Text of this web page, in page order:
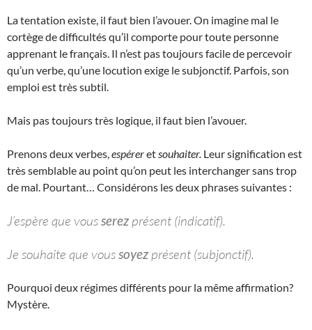
La tentation existe, il faut bien l’avouer. On imagine mal le
cortège de difficultés qu’il comporte pour toute personne
apprenant le français. Il n’est pas toujours facile de percevoir
qu’un verbe, qu’une locution exige le subjonctif. Parfois, son
emploi est très subtil.
Mais pas toujours très logique, il faut bien l’avouer.
Prenons deux verbes,espéreretsouhaiter. Leur signification est
très semblable au point qu’on peut les interchanger sans trop
de mal. Pourtant… Considérons les deux phrases suivantes :
J’espère que vousserez présent (indicatif).
Je souhaite que voussoyez présent (subjonctif).
Pourquoi deux régimes différents pour la même affirmation?
Mystère.